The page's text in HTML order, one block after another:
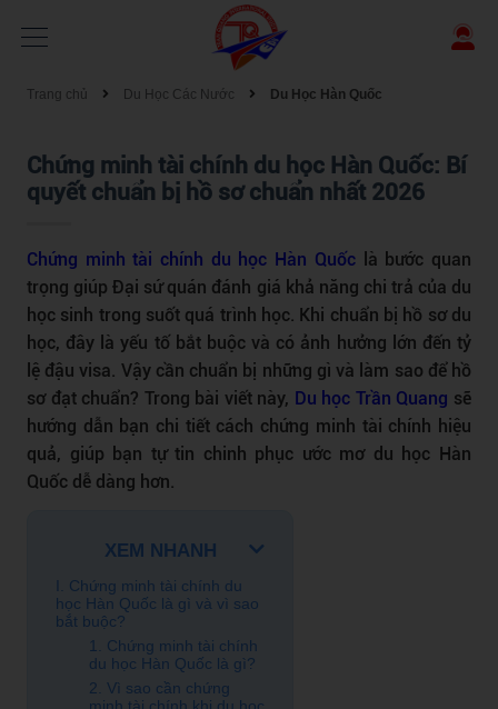
Trang chủ Du Học Các Nước Du Học Hàn Quốc
Chứng minh tài chính du học Hàn Quốc: Bí
quyết chuẩn bị hồ sơ chuẩn nhất 2026
Chứng minh tài chính du học Hàn Quốclà bước quan
trọng giúp Đại sứ quán đánh giá khả năng chi trả của du
học sinh trong suốt quá trình học. Khi chuẩn bị hồ sơ du
học, đây là yếu tố bắt buộc và có ảnh hưởng lớn đến tỷ
lệ đậu visa. Vậy cần chuẩn bị những gì và làm sao để hồ
sơ đạt chuẩn? Trong bài viết này, Du học Trần Quang sẽ
hướng dẫn bạn chi tiết cách chứng minh tài chính hiệu
quả, giúp bạn tự tin chinh phục ước mơ du học Hàn
Quốc dễ dàng hơn.
XEM NHANH
I. Chứng minh tài chính du
học Hàn Quốc là gì và vì sao
bắt buộc?
1. Chứng minh tài chính
du học Hàn Quốc là gì?
2. Vì sao cần chứng